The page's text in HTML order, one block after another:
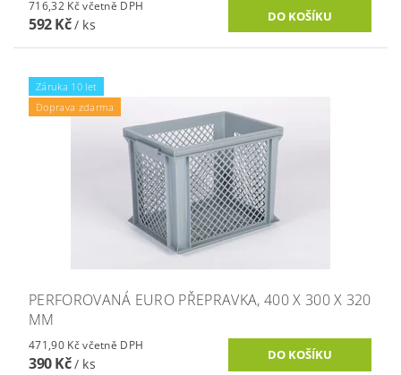
716,32 Kč včetně DPH
592 Kč/ ks
Záruka 10 let
Doprava zdarma
PERFOROVANÁ EURO PŘEPRAVKA, 400 X 300 X 320
MM
471,90 Kč včetně DPH
390 Kč/ ks